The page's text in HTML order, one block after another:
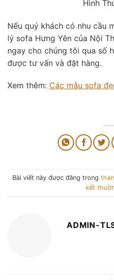
Hình
Nếu quý khách có nhu cầu
lý sofa Hưng Yên của Nội
ngay cho chúng tôi qua số
được tư vấn và đặt hàng.
Xem thêm: Các mẫu sofa
Bài viết này được đăng trong
kết
ADMIN-